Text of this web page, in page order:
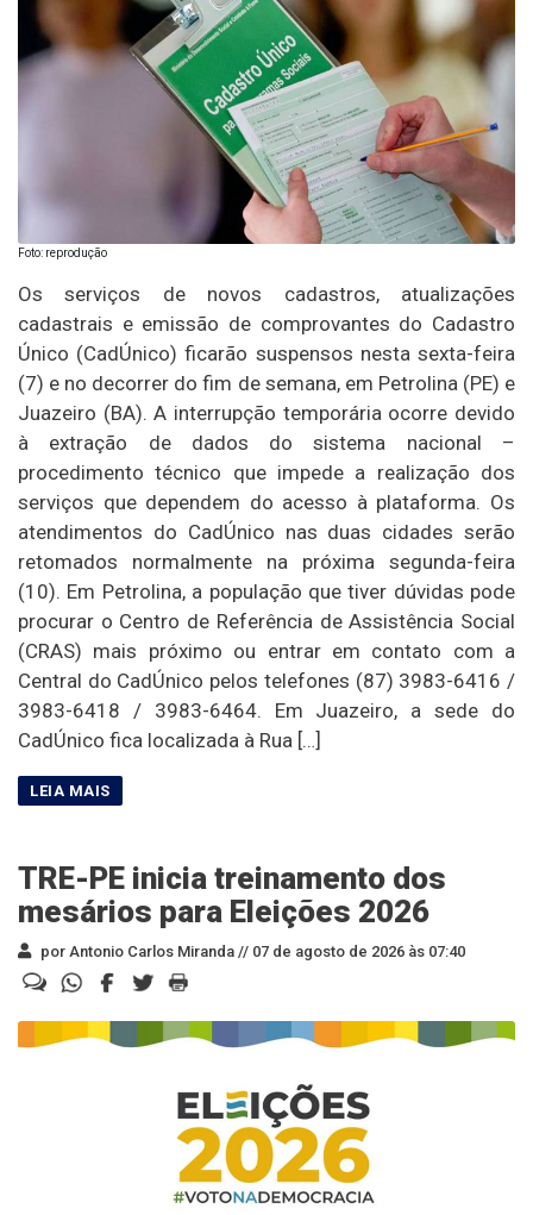
Foto: reprodução
Os serviços de novos cadastros, atualizações
cadastrais e emissão de comprovantes do Cadastro
Único (CadÚnico) ficarão suspensos nesta sexta-feira
(7) e no decorrer do fim de semana, em Petrolina (PE) e
Juazeiro (BA). A interrupção temporária ocorre devido
à extração de dados do sistema nacional –
procedimento técnico que impede a realização dos
serviços que dependem do acesso à plataforma. Os
atendimentos do CadÚnico nas duas cidades serão
retomados normalmente na próxima segunda-feira
(10). Em Petrolina, a população que tiver dúvidas pode
procurar o Centro de Referência de Assistência Social
(CRAS) mais próximo ou entrar em contato com a
Central do CadÚnico pelos telefones (87) 3983-6416 /
3983-6418 / 3983-6464. Em Juazeiro, a sede do
CadÚnico fica localizada à Rua […]
TRE-PE inicia treinamento dos
mesários para Eleições 2026
por Antonio Carlos Miranda // 07 de agosto de 2026 às 07:40